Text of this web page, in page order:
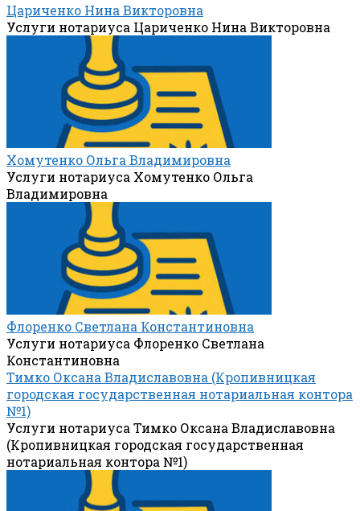
Цариченко Нина Викторовна
Услуги нотариуса Цариченко Нина Викторовна
Хомутенко Ольга Владимировна
Услуги нотариуса Хомутенко Ольга
Владимировна
Флоренко Светлана Константиновна
Услуги нотариуса Флоренко Светлана
Константиновна
Тимко Оксана Владиславовна (Кропивницкая
городская государственная нотариальная контора
№1)
Услуги нотариуса Тимко Оксана Владиславовна
(Кропивницкая городская государственная
нотариальная контора №1)